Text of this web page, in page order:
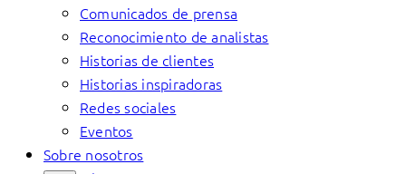
Comunicados de prensa
Reconocimiento de analistas
Historias de clientes
Historias inspiradoras
Redes sociales
Eventos
Sobre nosotros